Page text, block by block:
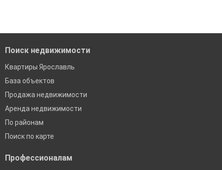
Поиск недвижимости
Квартиры Ярославль
База объектов
Продажа недвижимости
Аренда недвижимости
По районам
Поиск по карте
Профессионалам